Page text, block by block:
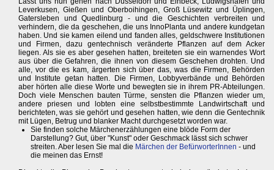
Leverkusen, Gießen und Oberboihingen, Groß Lüsewitz und Üplingen,
Gatersleben und Quedlinburg - und die Geschichten verbreiten und
verhindern, die da geschehen, die uns InnoPlanta und andere kundgetan
haben. Und sie kamen eilend und fanden alles, geldschwere Institutionen
und Firmen, dazu gentechnisch veränderte Pflanzen auf dem Acker
liegen. Als sie es aber gesehen hatten, breiteten sie ein warnendes Wort
aus über die Gefahren, die ihnen von diesem Geschehen drohten. Und
alle, vor die es kam, ärgerten sich über das, was die Firmen, Behörden
und Institute getan hatten. Die Firmen, Lobbyverbände und Behörden
aber hörten alle diese Worte und bewegten sie in ihrem PR-Abteilungen.
Doch viele Menschen bauten Türme, sensten die Pflanzen wieder um,
andere priesen und lobten eine selbstbestimmte Landwirtschaft und
berichteten, was sie gehört und gesehen hatten, wie denn die Gentechnik
mit Lügen, Betrug und blanker Macht durchgesetzt worden war.
Sie finden solche Märchenerzählungen eine blöde Form der
Darstellung? Gut, über "Kunst" oder Geschmack lässt sich schwer
streiten. Aber lesen Sie mal die Märchen der BefürworterInnen - und
die meinen das Ernst!